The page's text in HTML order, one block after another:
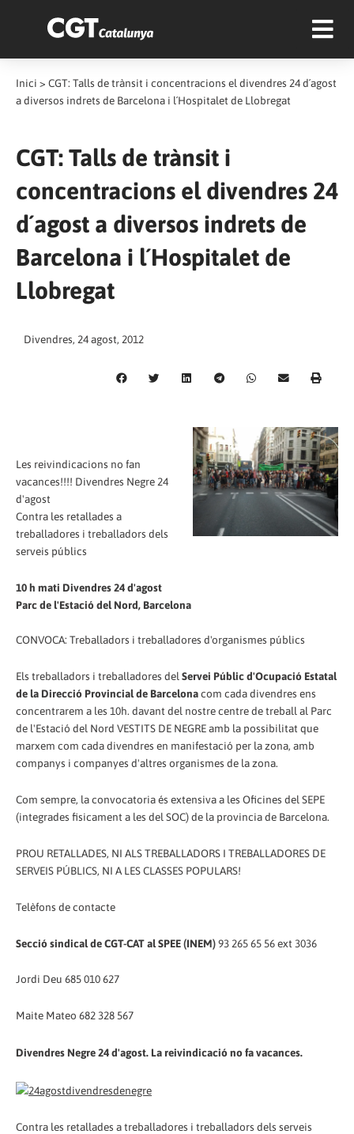
Inici > CGT: Talls de trànsit i concentracions el divendres 24 d´agost
a diversos indrets de Barcelona i l´Hospitalet de Llobregat
CGT: Talls de trànsit i
concentracions el divendres 24
d´agost a diversos indrets de
Barcelona i l´Hospitalet de
Llobregat
Divendres, 24 agost, 2012
Les reivindicacions no fan
vacances!!!! Divendres Negre 24
d'agost
Contra les retallades a
treballadores i treballadors dels
serveis públics
10 h mati Divendres 24 d'agost
Parc de l'Estació del Nord, Barcelona
CONVOCA: Treballadors i treballadores d'organismes públics
Els treballadors i treballadores del Servei Públic d'Ocupació Estatal
de la Direcció Provincial de Barcelonacom cada divendres ens
concentrarem a les 10h. davant del nostre centre de treball al Parc
de l'Estació del Nord VESTITS DE NEGRE amb la possibilitat que
marxem com cada divendres en manifestació per la zona, amb
companys i companyes d'altres organismes de la zona.
Com sempre, la convocatoria és extensiva a les Oficines del SEPE
(integrades fisicament a les del SOC) de la provincia de Barcelona.
PROU RETALLADES, NI ALS TREBALLADORS I TREBALLADORES DE
SERVEIS PÚBLICS, NI A LES CLASSES POPULARS!
Telèfons de contacte
Secció sindical de CGT-CAT al SPEE (INEM)93 265 65 56 ext 3036
Jordi Deu 685 010 627
Maite Mateo 682 328 567
Divendres Negre 24 d'agost. La reivindicació no fa vacances.
Contra les retallades a treballadores i treballadors dels serveis